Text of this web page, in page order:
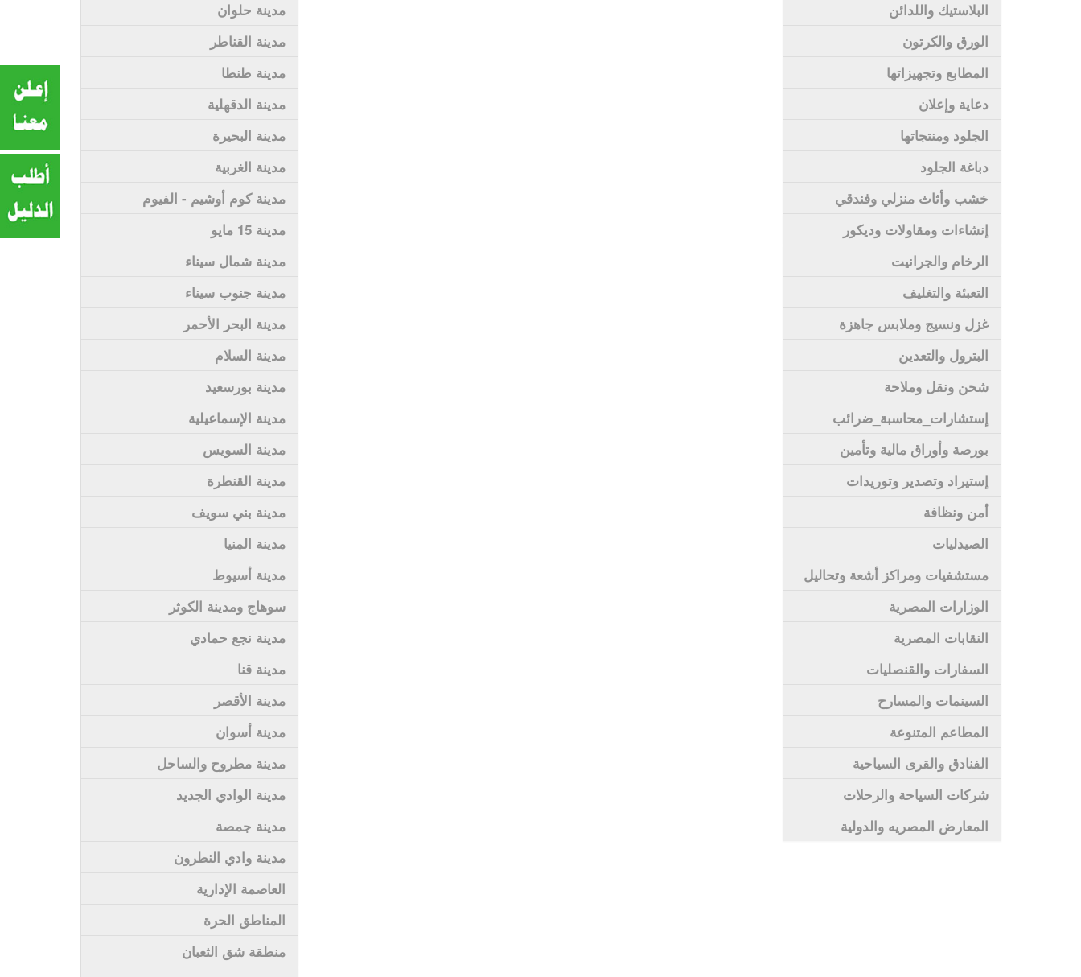
البلاستيك واللدائن
الورق والكرتون
المطابع وتجهيزاتها
دعاية وإعلان
الجلود ومنتجاتها
دباغة الجلود
خشب وأثاث منزلي وفندقي
إنشاءات ومقاولات وديكور
الرخام والجرانيت
التعبئة والتغليف
غزل ونسيج وملابس جاهزة
البترول والتعدين
شحن ونقل وملاحة
إستشارات_محاسبة_ضرائب
بورصة وأوراق مالية وتأمين
إستيراد وتصدير وتوريدات
أمن ونظافة
الصيدليات
مستشفيات ومراكز أشعة وتحاليل
الوزارات المصرية
النقابات المصرية
السفارات والقنصليات
السينمات والمسارح
المطاعم المتنوعة
الفنادق والقرى السياحية
شركات السياحة والرحلات
المعارض المصريه والدولية
مدينة حلوان
مدينة القناطر
مدينة طنطا
مدينة الدقهلية
مدينة البحيرة
مدينة الغربية
مدينة كوم أوشيم - الفيوم
مدينة 15 مايو
مدينة شمال سيناء
مدينة جنوب سيناء
مدينة البحر الأحمر
مدينة السلام
مدينة بورسعيد
مدينة الإسماعيلية
مدينة السويس
مدينة القنطرة
مدينة بني سويف
مدينة المنيا
مدينة أسيوط
سوهاج ومدينة الكوثر
مدينة نجع حمادي
مدينة قنا
مدينة الأقصر
مدينة أسوان
مدينة مطروح والساحل
مدينة الوادي الجديد
مدينة جمصة
مدينة وادي النطرون
العاصمة الإدارية
المناطق الحرة
منطقة شق الثعبان